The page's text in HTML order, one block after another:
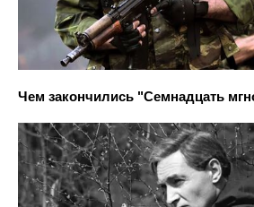
Чем закончились "Семнадцать